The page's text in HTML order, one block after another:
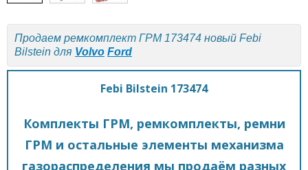
Продаем ремкомплект ГРМ 173474 новый Febi
Bilstein для Volvo Ford
Febi Bilstein 173474
Комплекты ГРМ, ремкомплекты, ремни
ГРМ и остальные элементы механизма
газораспределения мы продаём разных